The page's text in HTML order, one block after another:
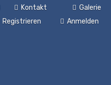
Galerie
Kontakt
Anmelden
Registrieren